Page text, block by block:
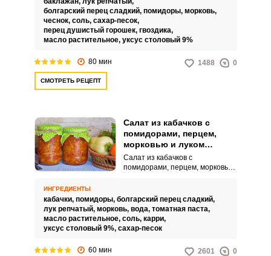
вариант. Такая заготовка
примечательна тем, что
основные ингредиенты нужно
добавлять в количестве по 10
болгарский перец сладкий, помидоры, морковь,
чеснок, соль, сахар-песок,
перец душистый горошек, гвоздика,
масло растительное, уксус столовый 9%
80 мин 1488 0
СМОТРЕТЬ РЕЦЕПТ
Салат из кабачков с
помидорами, перцем,
морковью и луком
«Пальчики оближешь» на
зиму
Салат из кабачков с
помидорами, перцем, морковью
яркое и аппетитное угощение
для вашего стола. Такой салат
можно подавать к горячим
гарнирам, мясным, рыбным
ИНГРЕДИЕНТЫ
кабачки, помидоры, болгарский перец сладкий,
лук репчатый, морковь, вода, томатная паста,
масло растительное, соль, карри,
уксус столовый 9%, сахар-песок
60 мин 2601 0